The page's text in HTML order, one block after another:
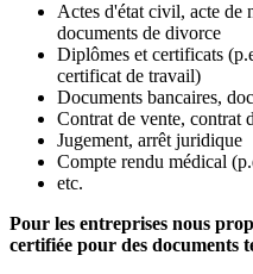
Actes d'état civil, acte de
documents de divorce
Diplômes et certificats
certificat de travail)
Documents bancaires,
Contrat de vente, contrat
Jugement, arrêt juridique
Compte rendu médical
etc.
Pour les entreprises nous
certifiée pour des documents